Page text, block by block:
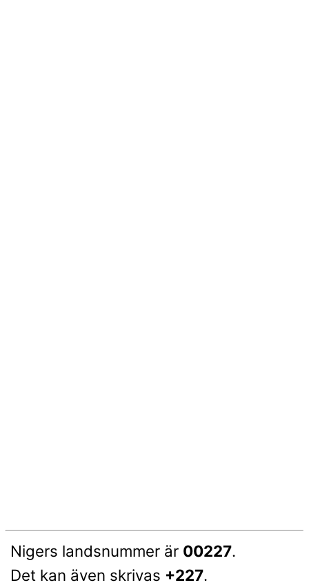
Nigers landsnummer är 00227.
Det kan även skrivas +227.